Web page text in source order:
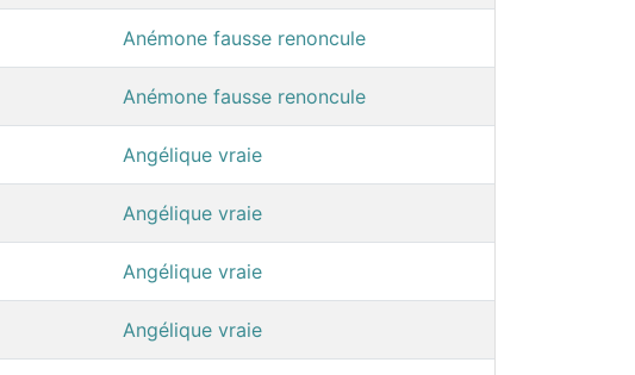
Anémone fausse renoncule
Anémone fausse renoncule
Angélique vraie
Angélique vraie
Angélique vraie
Angélique vraie